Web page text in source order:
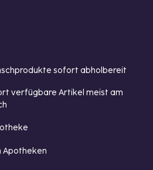
sofort abholbereit
verfügbare Artikel meist am
Apotheken